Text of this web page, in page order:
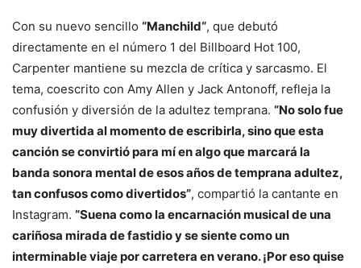
Con su nuevo sencillo “Manchild“, que debutó
directamente en el número 1 del Billboard Hot 100,
Carpenter mantiene su mezcla de crítica y sarcasmo. El
tema, coescrito con Amy Allen y Jack Antonoff, refleja la
confusión y diversión de la adultez temprana. “No solo fue
muy divertida al momento de escribirla, sino que esta
canción se convirtió para mí en algo que marcará la
banda sonora mental de esos años de temprana adultez,
tan confusos como divertidos”, compartió la cantante en
Instagram. “Suena como la encarnación musical de una
cariñosa mirada de fastidio y se siente como un
interminable viaje por carretera en verano. ¡Por eso quise